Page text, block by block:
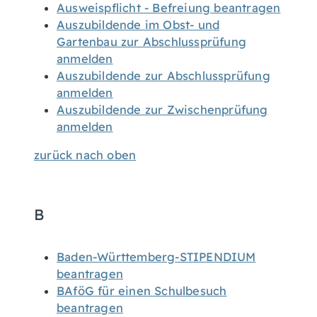
Ausweispflicht - Befreiung beantragen
Auszubildende im Obst- und
Gartenbau zur Abschlussprüfung
anmelden
Auszubildende zur Abschlussprüfung
anmelden
Auszubildende zur Zwischenprüfung
anmelden
zurück nach oben
B
Baden-Württemberg-STIPENDIUM
beantragen
BAföG für einen Schulbesuch
beantragen